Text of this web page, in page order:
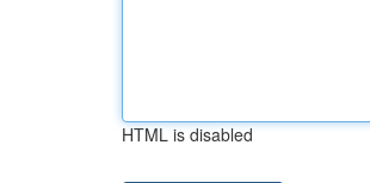
HTML is disabled